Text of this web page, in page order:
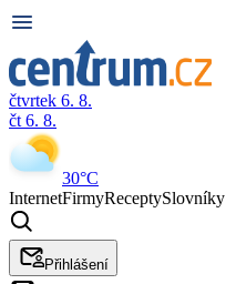
čtvrtek 6. 8.
čt 6. 8.
30°C
InternetFirmyReceptySlovníky
Přihlášení